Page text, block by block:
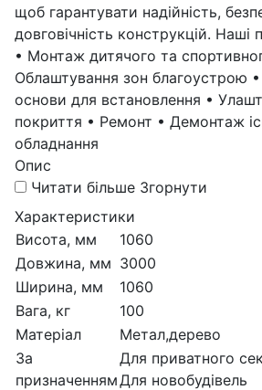
щоб гарантувати надійність,
довговічність конструкцій.
• Монтаж дитячого та
Облаштування зон благоустрою •
основи для встановлення •
покриття • Ремонт • Демонтаж
обладнання
Опис
Читати більше Згорнути
Характеристики
Висота, мм
1060
Довжина, мм 3000
Ширина, мм
1060
Вага, кг
100
Матеріал
Метал,дерево
За
призначенням
Для приватного
Для новобудівель